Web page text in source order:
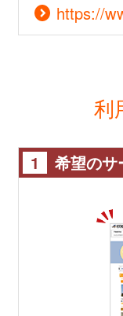
https://
利
1 希望のサ